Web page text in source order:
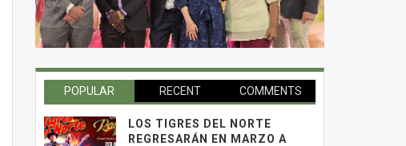
POPULAR RECENT COMMENTS
LOS TIGRES DEL NORTE
REGRESARÁN EN MARZO A